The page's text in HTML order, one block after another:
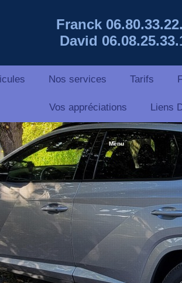
Franck
David
Nos services Tarifs
Vos appréciations Liens
Menu